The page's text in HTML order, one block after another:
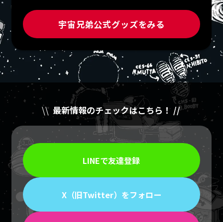
宇宙兄弟公式グッズをみる
\\ 最新情報のチェックはこちら！ //
LINEで友達登録
X（旧Twitter）をフォロー